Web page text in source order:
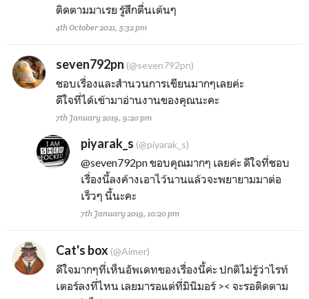
ติดตามมาเรย รู้สึกตื่นเต้นๆ
4th October 2021, 5:32 pm
seven792pn (@seven792pn)
ชอบเรื่องและสำนวนการเขียนมากๆเลยค่ะ
ดีใจที่ได้เข้ามาอ่านงานของคุณนะคะ
7th January 2019, 9:20 pm
piyarak_s (@piyarak_s)
@seven792pnขอบคุณมากๆ เลยค่ะ ดีใจที่ชอบ
เรื่องนี้ลงค้างเอาไว้นานแล้วจะพยายามมาต่อ
เร็วๆ นี้นะคะ
7th January 2019, 10:20 pm
Cat's box (@Aimer)
ดีใจมากๆที่เห็นอัพเดทของเรื่องนี้ค่ะ ปกติไม่รู้ว่าไรท์
เตอร์ลงที่ไหน เลยมารอแต่ที่มินิมอร์ >< จะรอติดตาม